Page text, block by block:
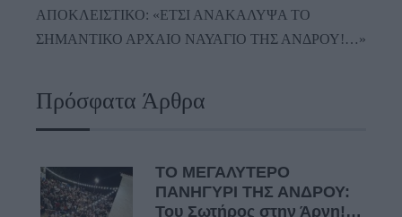
ΑΠΟΚΛΕΙΣΤΙΚΟ: «ΕΤΣΙ ΑΝΑΚΑΛΥΨΑ ΤΟ
ΣΗΜΑΝΤΙΚΟ ΑΡΧΑΙΟ ΝΑΥΑΓΙΟ ΤΗΣ ΑΝΔΡΟΥ!…»
Πρόσφατα Άρθρα
ΤΟ ΜΕΓΑΛΥΤΕΡΟ
ΠΑΝΗΓΥΡΙ ΤΗΣ ΑΝΔΡΟΥ:
Του Σωτήρος στην Άρνη!…